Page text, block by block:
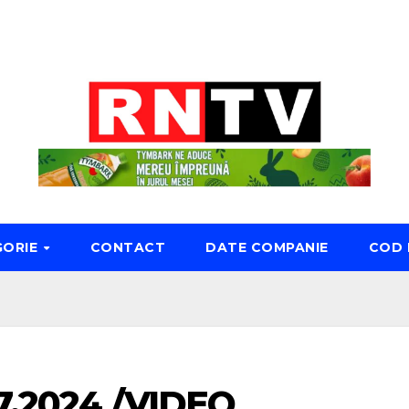
CONTACT DATE COMPANIE COD